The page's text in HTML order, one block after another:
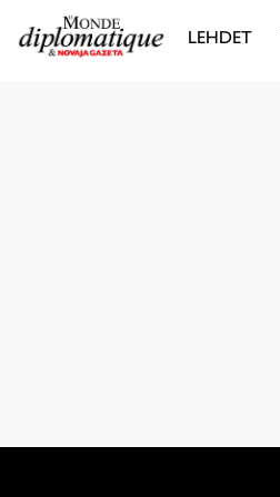
LEHDET